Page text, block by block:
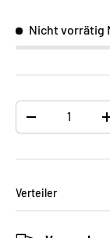
Nicht vorrätig
-
Verteiler